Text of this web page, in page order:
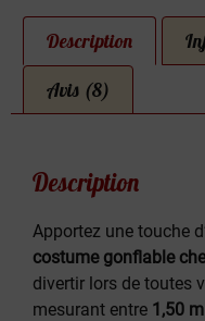
Description
Avis (8)
Description
Apportez une touche
costume gonflable
divertir lors de toutes
mesurant entre 1,50